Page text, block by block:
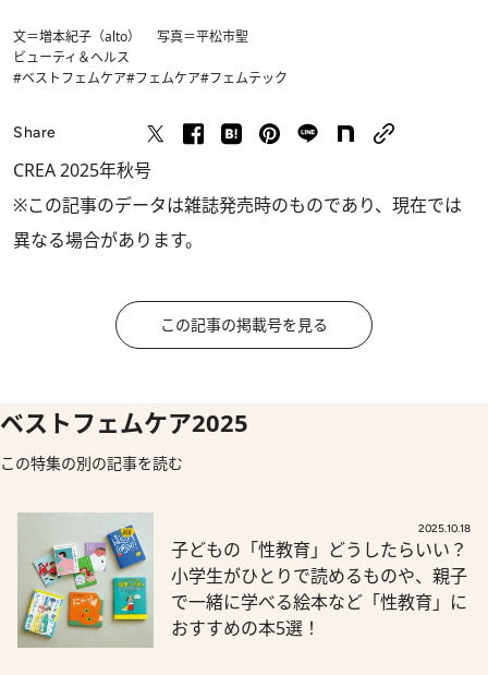
文＝増本紀子（alto） 写真＝平松市聖
ビューティ＆ヘルス
#ベストフェムケア#フェムケア#フェムテック
Share
CREA 2025年秋号
※この記事のデータは雑誌発売時のものであり、現在では
異なる場合があります。
この記事の掲載号を見る
ベストフェムケア2025
この特集の別の記事を読む
2025.10.18
子どもの「性教育」どうしたらいい？
小学生がひとりで読めるものや、親子
で一緒に学べる絵本など「性教育」に
おすすめの本5選！